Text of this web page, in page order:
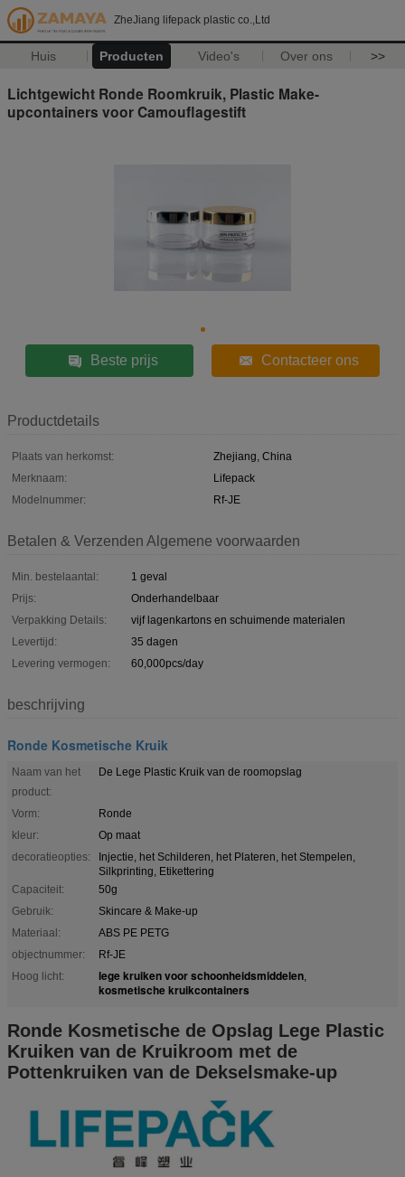
ZheJiang lifepack plastic co.,Ltd
Huis Producten Video's Over ons >>
Lichtgewicht Ronde Roomkruik, Plastic Make-
upcontainers voor Camouflagestift
Beste prijs Contacteer ons
Productdetails
Plaats van herkomst:
Zhejiang, China
Merknaam:
Lifepack
Modelnummer:
Rf-JE
Betalen & Verzenden Algemene voorwaarden
Min. bestelaantal:
1 geval
Prijs:
Onderhandelbaar
Verpakking Details:
vijf lagenkartons en schuimende materialen
Levertijd:
35 dagen
Levering vermogen:
60,000pcs/day
beschrijving
Ronde Kosmetische Kruik
Naam van het
product:
De Lege Plastic Kruik van de roomopslag
Vorm:
Ronde
kleur:
Op maat
decoratieopties:
Injectie, het Schilderen, het Plateren, het Stempelen,
Silkprinting, Etikettering
Capaciteit:
50g
Gebruik:
Skincare & Make-up
Materiaal:
ABS PE PETG
objectnummer:
Rf-JE
Hoog licht:
lege kruiken voor schoonheidsmiddelen,
kosmetische kruikcontainers
Ronde Kosmetische de Opslag Lege Plastic
Kruiken van de Kruikroom met de
Pottenkruiken van de Dekselsmake-up